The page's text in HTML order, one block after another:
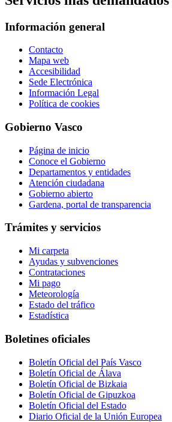
Información general
Contacto
Mapa web
Accesibilidad
Sede Electrónica
Información Legal
Política de cookies
Gobierno Vasco
Página de inicio
Conoce el Gobierno
Departamentos y entidades
Atención ciudadana
Gobierno abierto
Gardena, portal de transparencia
Trámites y servicios
Mi carpeta
Ayudas y subvenciones
Contrataciones
Mi pago
Meteorología
Estado del tráfico
Estadística
Boletines oficiales
Boletín Oficial del País Vasco
Boletín Oficial de Álava
Boletín Oficial de Bizkaia
Boletín Oficial de Gipuzkoa
Boletín Oficial del Estado
Diario Oficial de la Unión Europea